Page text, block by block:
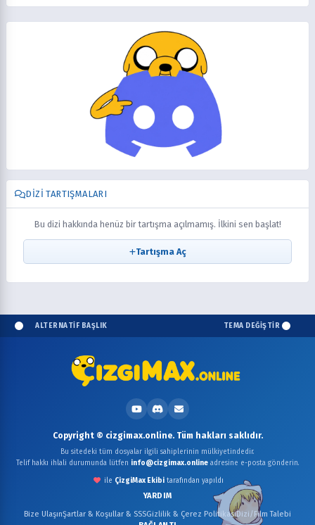
DIZI TARTIŞMALARI
Bu dizi hakkında henüz bir tartışma açılmamış. İlkini sen başlat!
Tartışma Aç
ALTERNATİF BAŞLIK TEMA DEĞİŞTİR
YARDIM
Bize UlaşınŞartlar & Koşullar & SSSGizlilik & Çerez Politikası Dizi/Film Talebi
Copyright © cizgimax.online. Tüm hakları saklıdır.
Bu sitedeki tüm dosyalar ilgili sahiplerinin mülkiyetindedir.
Telif hakkı ihlali durumunda lütfen info@cizgimax.onlineadresine e-posta gönderin.
ile ÇizgiMax Ekibitarafından yapıldı